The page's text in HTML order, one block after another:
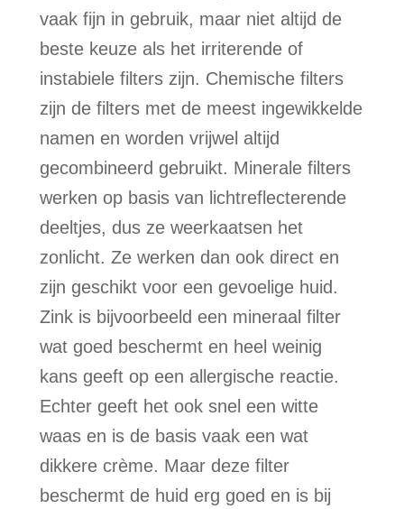
vaak fijn in gebruik, maar niet altijd de
beste keuze als het irriterende of
instabiele filters zijn. Chemische filters
zijn de filters met de meest ingewikkelde
namen en worden vrijwel altijd
gecombineerd gebruikt. Minerale filters
werken op basis van lichtreflecterende
deeltjes, dus ze weerkaatsen het
zonlicht. Ze werken dan ook direct en
zijn geschikt voor een gevoelige huid.
Zink is bijvoorbeeld een mineraal filter
wat goed beschermt en heel weinig
kans geeft op een allergische reactie.
Echter geeft het ook snel een witte
waas en is de basis vaak een wat
dikkere crème. Maar deze filter
beschermt de huid erg goed en is bij